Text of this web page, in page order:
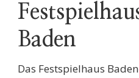
Baden
Das Festspielhaus